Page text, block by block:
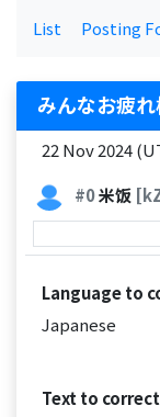
List Posting
みんなお疲
22 Nov 2024
#0米饭
Language to
Japanese
Text to correct